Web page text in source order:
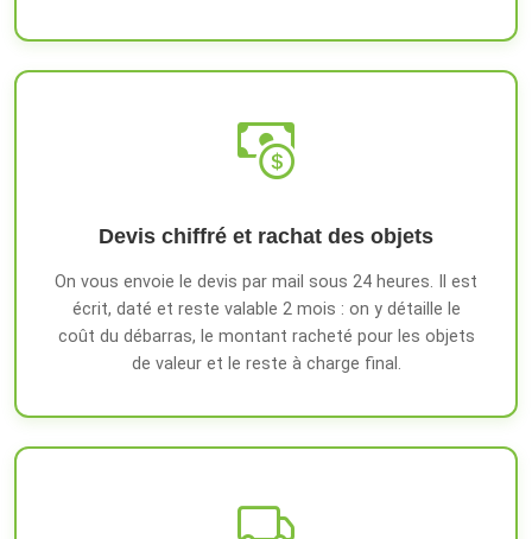
Devis chiffré et rachat des objets
On vous envoie le devis par mail sous 24 heures. Il est
écrit, daté et reste valable 2 mois : on y détaille le
coût du débarras, le montant racheté pour les objets
de valeur et le reste à charge final.